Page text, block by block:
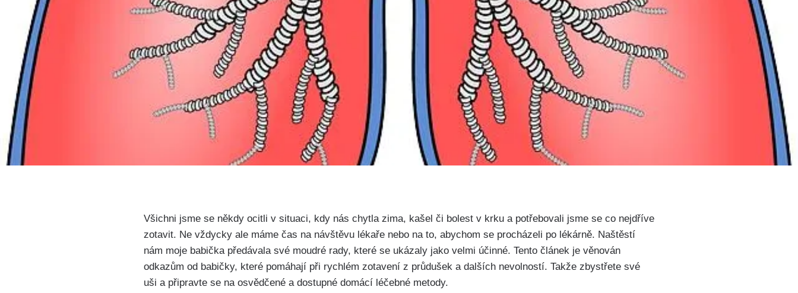
Všichni jsme ⁤se někdy ⁤ocitli ⁣v situaci, kdy nás chytla zima, kašel či bolest‌ v krku⁤ a potřebovali jsme se co‍ nejdříve
zotavit. Ne vždycky ale máme čas na návštěvu lékaře nebo na​ to, ⁢abychom se procházeli po lékárně. Naštěstí
nám moje ⁢babička předávala své moudré rady, které se ukázaly⁢ jako velmi⁣ účinné. Tento článek je věnován
odkazům‌ od babičky, které pomáhají při rychlém zotavení‌ z průdušek⁢ a⁤ dalších nevolností. ⁤Takže zbystřete​ své
uši a připravte se na osvědčené a dostupné domácí léčebné‌ metody.